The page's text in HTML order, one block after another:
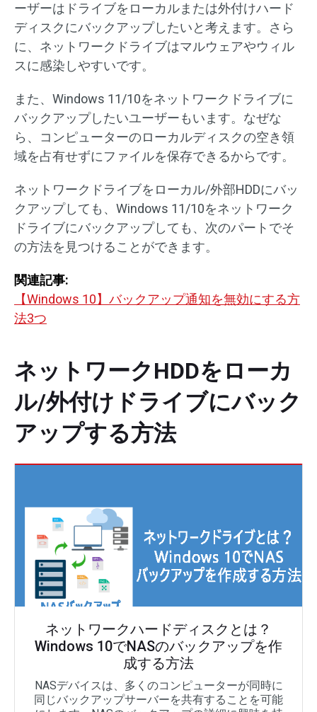
ーザーはドライブをローカルまたは外付けハード
ディスクにバックアップしたいと考えます。さら
に、ネットワークドライブはマルウェアやウィル
スに感染しやすいです。
また、Windows 11/10をネットワークドライブに
バックアップしたいユーザーもいます。なぜな
ら、コンピューターのローカルディスクの空き領
域を占有せずにファイルを保存できるからです。
ネットワークドライブをローカル/外部HDDにバッ
クアップしても、Windows 11/10をネットワーク
ドライブにバックアップしても、次のパートでそ
の方法を見つけることができます。
関連記事:
【Windows 10】バックアップ通知を無効にする方
法3つ
ネットワークHDDをローカ
ル/外付けドライブにバック
アップする方法
ネットワークハードディスクとは？
Windows 10でNASのバックアップを作
成する方法
NASデバイスは、多くのコンピューターが同時に
同じバックアップサーバーを共有することを可能